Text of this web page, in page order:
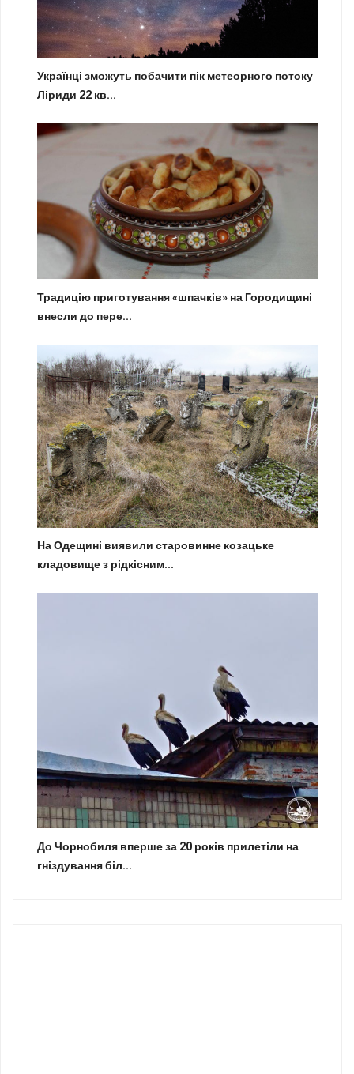
Українці зможуть побачити пік метеорного потоку
Ліриди 22 кв...
Традицію приготування «шпачків» на Городищині
внесли до пере...
На Одещині виявили старовинне козацьке
кладовище з рідкісним...
До Чорнобиля вперше за 20 років прилетіли на
гніздування біл...